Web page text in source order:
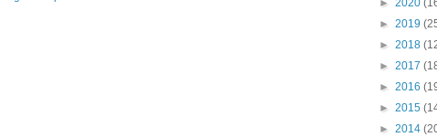
► 2020
► 2019
► 2018
► 2017
► 2016
► 2015
► 2014